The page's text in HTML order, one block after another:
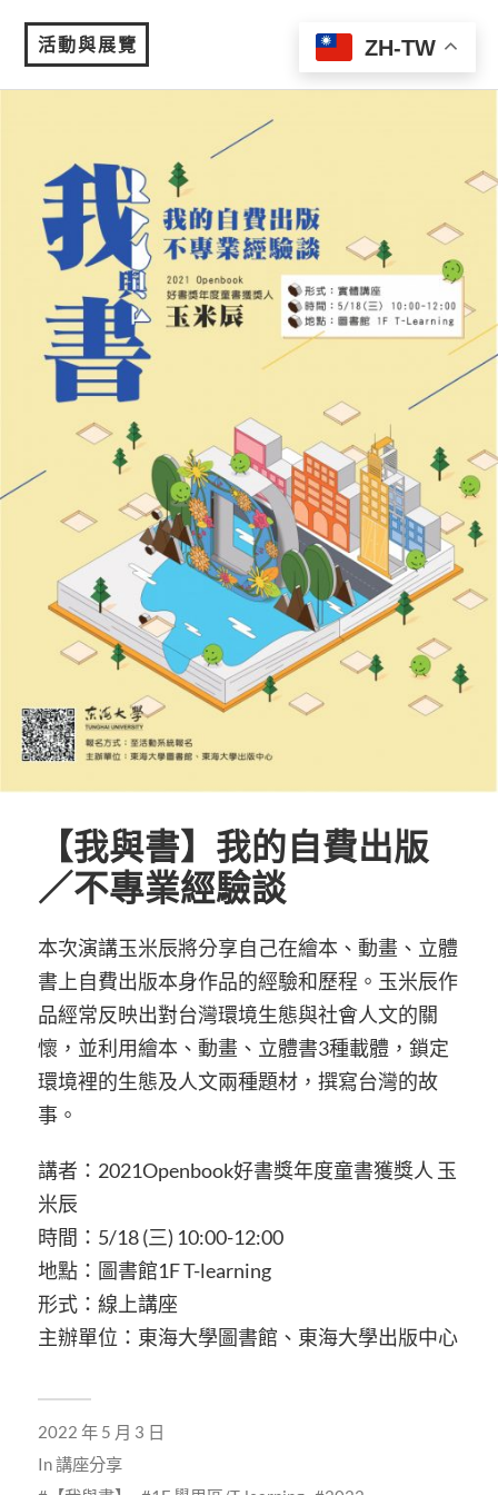
活動與展覽 MENU
【我與書】我的自費出版
／不專業經驗談
本次演講玉米辰將分享自己在繪本、動畫、立體
書上自費出版本身作品的經驗和歷程。玉米辰作
品經常反映出對台灣環境生態與社會人文的關
懷，並利用繪本、動畫、立體書3種載體，鎖定
環境裡的生態及人文兩種題材，撰寫台灣的故
事。
講者：2021Openbook好書獎年度童書獲獎人 玉
米辰
時間：5/18 (三) 10:00-12:00
地點：圖書館1F T-learning
形式：線上講座
主辦單位：東海大學圖書館、東海大學出版中心
2022 年 5 月 3 日
In講座分享
ZH-TW